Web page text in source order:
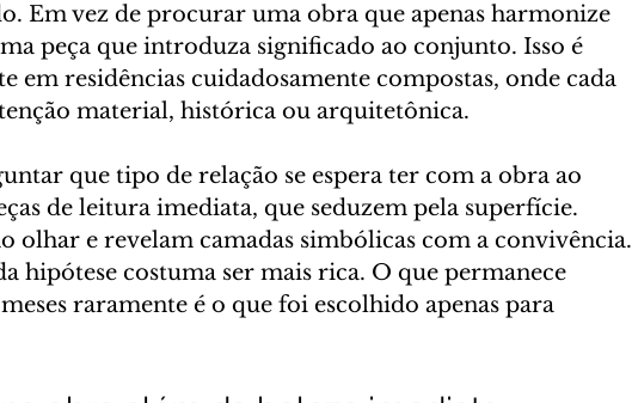
Em vez de procurar uma obra que apenas harmonize
peça que introduza significado ao conjunto. Isso é
em residências cuidadosamente compostas, onde cada
material, histórica ou arquitetônica.
que tipo de relação se espera ter com a obra ao
de leitura imediata, que seduzem pela superfície.
olhar e revelam camadas simbólicas com a convivência.
hipótese costuma ser mais rica. O que permanece
raramente é o que foi escolhido apenas para